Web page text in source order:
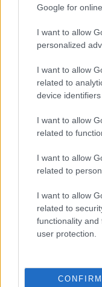
Google for
I want to allow
personalized
I want to allow
related to
device identifiers
I want to allow
related to
I want to allow
related to
I want to allow
related to
functionality
user protection.
CONFIRM
448 milioni per la
meridionali
INVESTIMENTI
investimenti regolari
Francesca Spadaro · 9 Ago